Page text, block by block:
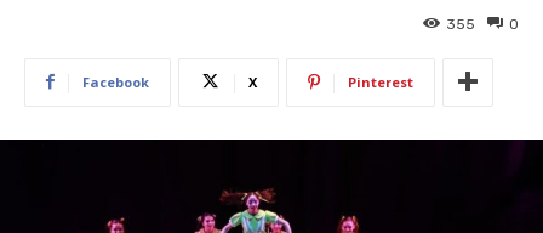
0
355
Facebook X Pinterest